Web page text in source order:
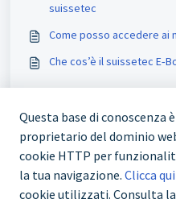
suissetec
Come posso accedere ai
Che cos’è il suissetec
Questa base di conoscenza
proprietario del dominio
cookie HTTP per
la tua navigazione. Clicca qui
cookie utilizzati. Consulta